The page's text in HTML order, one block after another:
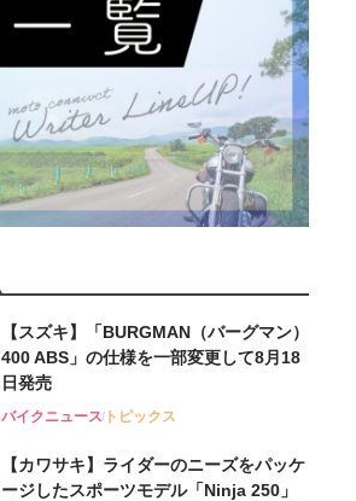
【スズキ】「BURGMAN（バーグマン）
400 ABS」の仕様を一部変更して8月18
日発売
バイクニューストピックス
【カワサキ】ライダーのニーズをパッケ
ージしたスポーツモデル「Ninja 250」